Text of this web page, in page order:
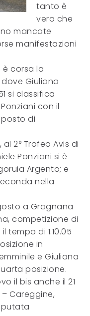
tanto è
vero che
mancate
manifestazioni
è corsa la
Giuliana
si classifica
con il
posto di
2° Trofeo Avis di
Ponziani si è
Argento; e
nella
a Gragnana
competizione di
tempo di 1.10.05
in
e Giuliana
posizione.
il bis anche il 21
Careggine,